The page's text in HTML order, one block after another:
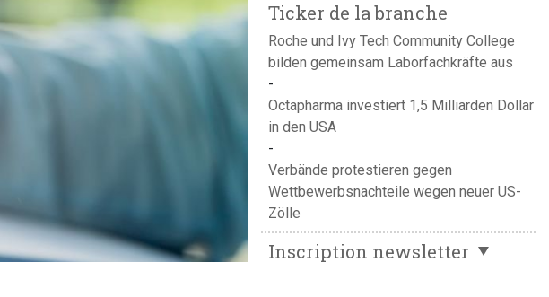
Ticker de la branche
Roche und Ivy Tech Community College
bilden gemeinsam Laborfachkräfte aus
Octapharma investiert 1,5 Milliarden Dollar
in den USA
Verbände protestieren gegen
Wettbewerbsnachteile wegen neuer US-
Zölle
Inscription newsletter